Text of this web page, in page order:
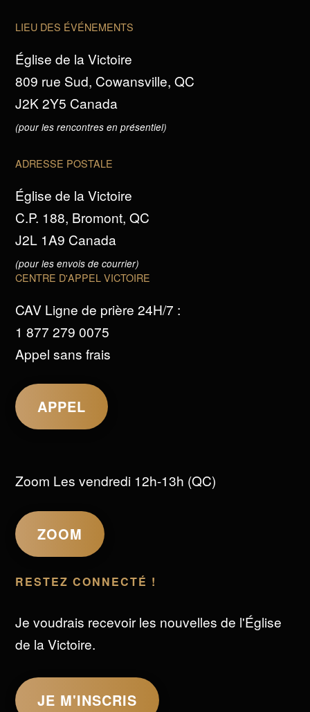
LIEU DES ÉVÉNEMENTS
Église de la Victoire
809 rue Sud, Cowansville, QC
J2K 2Y5 Canada
(pour les rencontres en présentiel)
ADRESSE POSTALE
Église de la Victoire
C.P. 188, Bromont, QC
J2L 1A9 Canada
(pour les envois de courrier)
CENTRE D'APPEL VICTOIRE
CAV Ligne de prière 24H/7 :
1 877 279 0075
Appel sans frais
APPEL
Zoom Les vendredi 12h-13h (QC)
ZOOM
RESTEZ CONNECTÉ !
Je voudrais recevoir les nouvelles de l'Église
de la Victoire.
JE M'INSCRIS